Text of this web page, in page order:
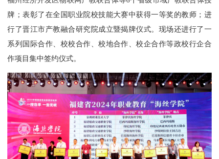
牌；表彰了在全国职业院校技能大赛中获得一等奖的教师；进
行了晋江市产教融合研究院成立暨揭牌仪式。现场还进行了一
系列国际合作、校校合作、校地合作、校企合作等政校行企合
作项目集中签约仪式。